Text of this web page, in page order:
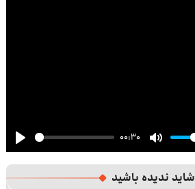
Play
00:30
Mute
شاید ندیده باشید